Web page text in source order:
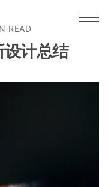
READ
计总结